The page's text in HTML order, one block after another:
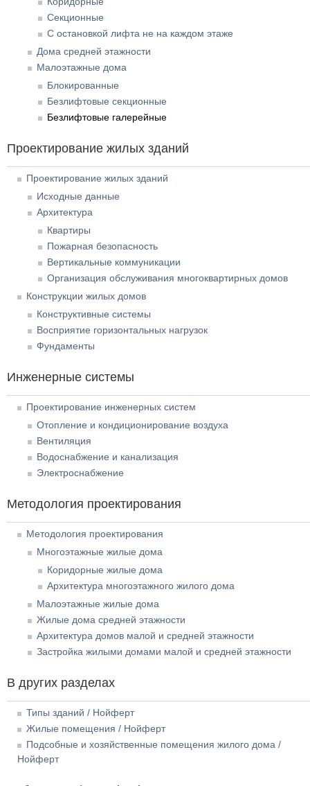
Секционные
С остановкой лифта не на каждом этаже
Дома средней этажности
Малоэтажные дома
Блокированные
Безлифтовые секционные
Безлифтовые галерейные
Проектирование жилых зданий
Проектирование жилых зданий
Исходные данные
Архитектура
Квартиры
Пожарная безопасность
Вертикальные коммуникации
Организация обслуживания многоквартирных домов
Конструкции жилых домов
Конструктивные системы
Восприятие горизонтальных нагрузок
Фундаменты
Инженерные системы
Проектирование инженерных систем
Отопление и кондиционирование воздуха
Вентиляция
Водоснабжение и канализация
Электроснабжение
Методология проектирования
Методология проектирования
Многоэтажные жилые дома
Коридорные жилые дома
Архитектура многоэтажного жилого дома
Малоэтажные жилые дома
Жилые дома средней этажности
Архитектура домов малой и средней этажности
Застройка жилыми домами малой и средней этажности
В других разделах
Типы зданий / Нойферт
Жилые помещения / Нойферт
Подсобные и хозяйственные помещения жилого дома /
Нойферт